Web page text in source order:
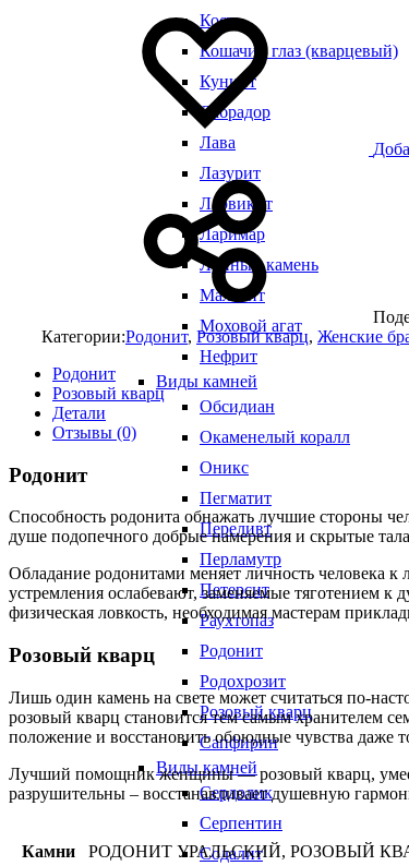
Кость
Кошачий глаз (кварцевый)
Кунцит
Лабрадор
Лава
Лазурит
Ларвикит
Ларимар
Лунный камень
Малахит
Моховой агат
Нефрит
Виды камней
Обсидиан
Окаменелый коралл
Оникс
Пегматит
Переливт
Перламутр
Петерсит
Раухтопаз
Родонит
Родохрозит
Розовый кварц
Сапфирин
Виды камней
Сердолик
Серпентин
Содалит
Категории:Родонит, Розовый кварц, Женские
Родонит
Розовый кварц
Детали
Отзывы (0)
Родонит
Способность родонита обнажать лучшие стороны
душе подопечного добрые намерения и скрытые
Обладание родонитами меняет личность человека
устремления ослабевают, заменяемые тяготением к
физическая ловкость, необходимая мастерам
Розовый кварц
Лишь один камень на свете может считаться по-
розовый кварц становится тем самым хранителем
положение и восстановить обоюдные чувства даже
Лучший помощник женщины — розовый кварц, умеет
разрушительны – восстанавливает душевную
Камни РОДОНИТ УРАЛЬСКИЙ, РОЗОВЫЙ